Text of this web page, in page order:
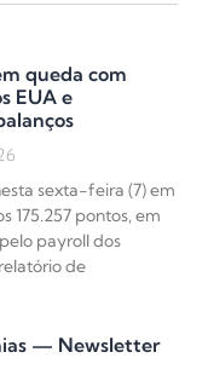
queda com
EUA e
sexta-feira (7) em
175.257 pontos, em
payroll dos
de
— Newsletter